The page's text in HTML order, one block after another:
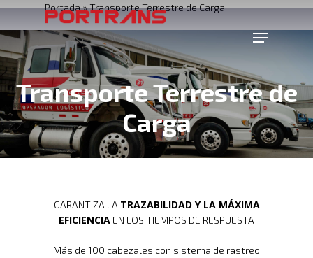
Portada»Transporte Terrestre de Carga
Transporte Terrestre de
Carga
GARANTIZA LA TRAZABILIDAD Y LA MÁXIMA
EFICIENCIA EN LOS TIEMPOS DE RESPUESTA
Más de 100 cabezales con sistema de rastreo